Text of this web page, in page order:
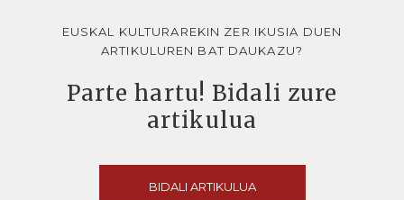
EUSKAL KULTURAREKIN ZER IKUSIA DUEN
ARTIKULUREN BAT DAUKAZU?
Parte hartu! Bidali zure
artikulua
BIDALI ARTIKULUA